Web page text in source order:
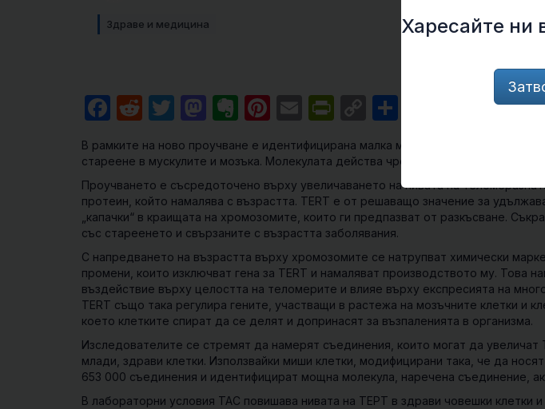
Здраве и медицина
Facebook
RedditTwitter
Mastodon
Evernote
Pinterest
EmailPrintFriendly
Copy
В рамките на ново проучване е идентифицирана малка молекула, която има
стареене в мускулите и мозъка. Молекулата действа чрез удължаване на
Проучването е съсредоточено върху увеличаването на нивата на
протеин, който намалява с възрастта. TERT е от решаващо значение за
„капачки“ в краищата на хромозомите, които ги предпазват от разкъсване.
със стареенето и свързаните с възрастта заболявания.
С напредването на възрастта върху хромозомите се натрупват химически
промени, които изключват гена за TERT и намаляват производството му. Това
въздействие върху целостта на теломерите и влияе върху експресията на
TERT също така регулира гените, участващи в растежа на мозъчните клетки и
което клетките спират да се делят и допринасят за възпаленията в организма.
Изследователите се стремят да намерят съединения, които могат да увеличат
млади, здрави клетки. Използвайки миши клетки, модифицирани така, че да
653 000 съединения и идентифицират мощна молекула, наречена съединение,
В лабораторни условия ТАС повишава нивата на ТЕРТ в здрави човешки клетки и
Харесайте ни